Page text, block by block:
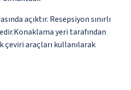
açıktır. Resepsiyon sınırlı
yeri tarafından
araçları kullanılarak